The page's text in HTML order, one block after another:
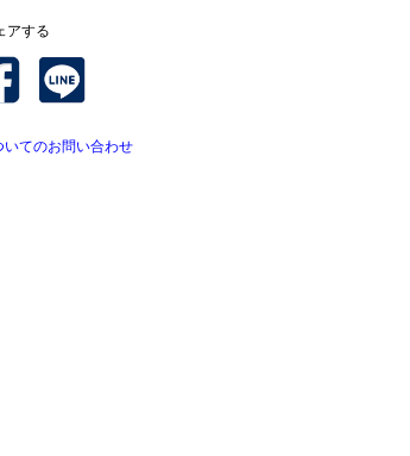
アする
いてのお問い合わせ